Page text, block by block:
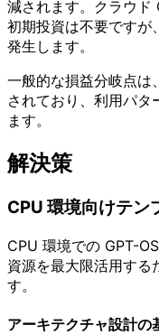
減されます。クラウド
初期投資は不要ですが
発生します。
一般的な損益分岐点は
されており、利用パタ
ます。
解決策
CPU 環境向けテン
CPU 環境での GPT-
資源を最大限活用する
す。
アーキテクチャ設計の